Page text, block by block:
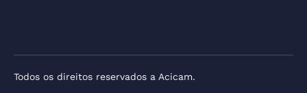
Todos os direitos reservados a Acicam.